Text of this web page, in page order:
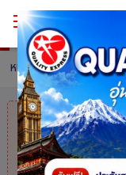
หน้าหลัก ทัวร์ South
คุณมาช้าไป
ต้องห่วง! ส